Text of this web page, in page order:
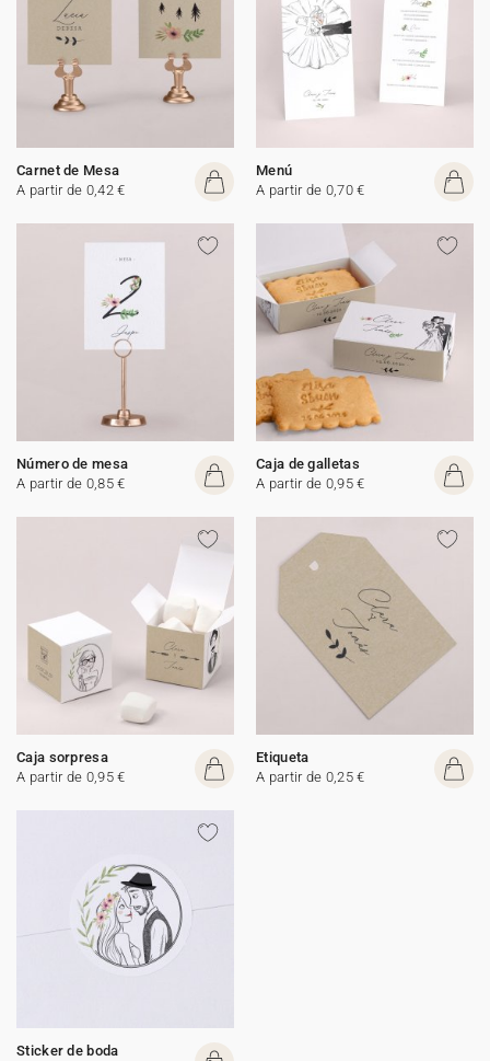
Carnet de Mesa
A partir de 0,42 €
Menú
A partir de 0,70 €
Número de mesa
A partir de 0,85 €
Caja de galletas
A partir de 0,95 €
Caja sorpresa
A partir de 0,95 €
Etiqueta
A partir de 0,25 €
Sticker de boda